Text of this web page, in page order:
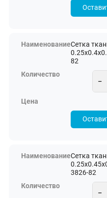
Сетка
82
−
Сетка
3826-82
−